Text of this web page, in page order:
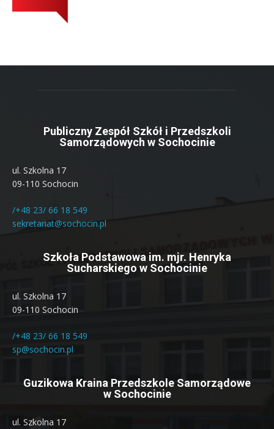
Publiczny Zespół Szkół i Przedszkoli
Samorządowych w Sochocinie
ul. Szkolna 17
09-110 Sochocin
/+48 23/ 66 18 549
sekretariat@sochocin.pl
Szkoła Podstawowa im. mjr. Henryka
Sucharskiego w Sochocinie
ul. Szkolna 17
09-110 Sochocin
/+48 23/ 66 18 549
sp@sochocin.pl
Guzikowa Kraina Przedszkole Samorządowe
w Sochocinie
ul. Szkolna 17